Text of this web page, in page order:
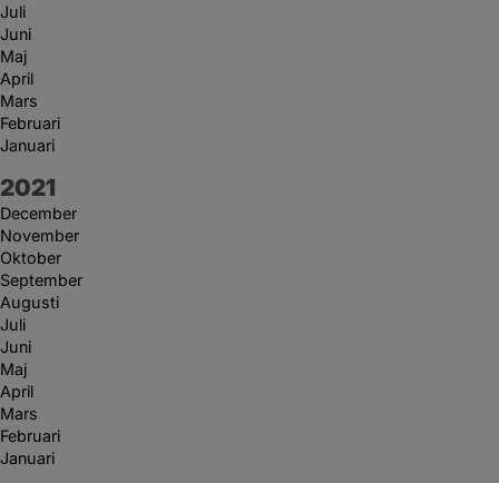
Juli
Juni
Maj
April
Mars
Februari
Januari
År:
2021
December
November
Oktober
September
Augusti
Juli
Juni
Maj
April
Mars
Februari
Januari